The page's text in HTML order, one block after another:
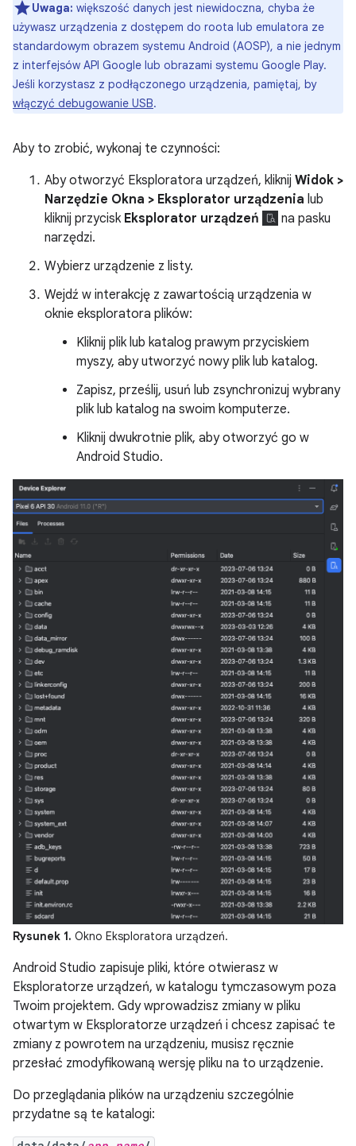
Uwaga: większość danych jest niewidoczna, chyba że
używasz urządzenia z dostępem do roota lub emulatora ze
standardowym obrazem systemu Android (AOSP), a nie jednym
z interfejsów API Google lub obrazami systemu Google Play.
Jeśli korzystasz z podłączonego urządzenia, pamiętaj, by
włączyć debugowanie USB.
Aby to zrobić, wykonaj te czynności:
Aby otworzyć Eksploratora urządzeń, kliknij Widok >
Narzędzie Okna > Eksplorator urządzenia lub
kliknij przycisk Eksplorator urządzeń
na pasku
narzędzi.
Wybierz urządzenie z listy.
Wejdź w interakcję z zawartością urządzenia w
oknie eksploratora plików:
Kliknij plik lub katalog prawym przyciskiem
myszy, aby utworzyć nowy plik lub katalog.
Zapisz, prześlij, usuń lub zsynchronizuj wybrany
plik lub katalog na swoim komputerze.
Kliknij dwukrotnie plik, aby otworzyć go w
Android Studio.
Rysunek 1. Okno Eksploratora urządzeń.
Android Studio zapisuje pliki, które otwierasz w
Eksploratorze urządzeń, w katalogu tymczasowym poza
Twoim projektem. Gdy wprowadzisz zmiany w pliku
otwartym w Eksploratorze urządzeń i chcesz zapisać te
zmiany z powrotem na urządzeniu, musisz ręcznie
przesłać zmodyfikowaną wersję pliku na to urządzenie.
Do przeglądania plików na urządzeniu szczególnie
przydatne są te katalogi: